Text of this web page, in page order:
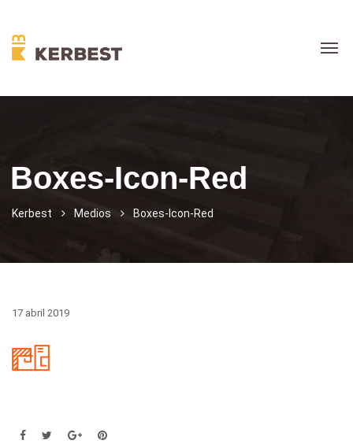
Boxes-Icon-Red
Kerbest Medios Boxes-Icon-Red
17 abril 2019